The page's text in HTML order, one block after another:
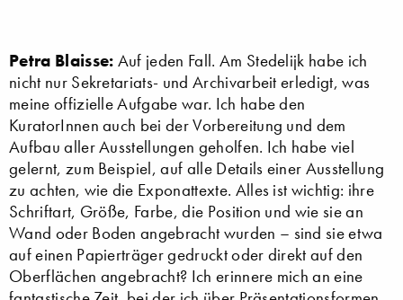
Petra Blaisse: Auf jeden Fall. Am Stedelijk habe ich
nicht nur Sekretariats- und Archivarbeit erledigt, was
meine offizielle Aufgabe war. Ich habe den
KuratorInnen auch bei der Vorbereitung und dem
Aufbau aller Ausstellungen geholfen. Ich habe viel
gelernt, zum Beispiel, auf alle Details einer Ausstellung
zu achten, wie die Exponattexte. Alles ist wichtig: ihre
Schriftart, Größe, Farbe, die Position und wie sie an
Wand oder Boden angebracht wurden – sind sie etwa
auf einen Papierträger gedruckt oder direkt auf den
Oberflächen angebracht? Ich erinnere mich an eine